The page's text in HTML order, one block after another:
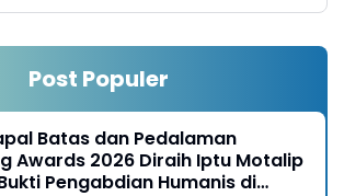
Post Populer
Batas dan Pedalaman
Awards 2026 Diraih Iptu Motalip
Pengabdian Humanis di